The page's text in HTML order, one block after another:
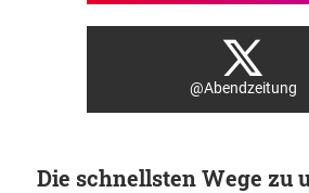
@Abendzeitung
Die schnellsten Wege zu